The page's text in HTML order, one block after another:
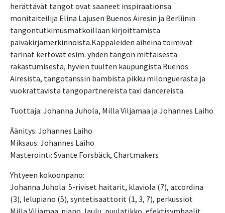
herättävät tangot ovat saaneet inspiraationsa
monitaiteilija Elina Lajusen Buenos Airesin ja Berliinin
tangontutkimusmatkoillaan kirjoittamista
päiväkirjamerkinnöistä.Kappaleiden aiheina toimivat
tarinat kertovat esim. yhden tangon mittaisesta
rakastumisesta, hyvien tuulten kaupungista Buenos
Airesista, tangotanssin bambista pikku milonguerasta ja
vuokrattavista tangopartnereista taxi dancereista.
Tuottaja: Johanna Juhola, Milla Viljamaa ja Johannes Laiho
Äänitys: Johannes Laiho
Miksaus: Johannes Laiho
Masterointi: Svante Forsbäck, Chartmakers
Yhtyeen kokoonpano:
Johanna Juhola: 5-riviset haitarit, klaviola (7), accordina
(3), lelupiano (5), syntetisaattorit (1, 3, 7), perkussiot